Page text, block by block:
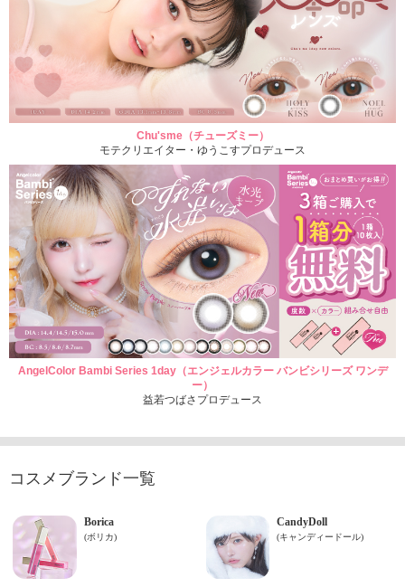
Chu'sme（チューズミー）
モテクリエイター・ゆうこすプロデュース
AngelColor Bambi Series 1day（エンジェルカラー バンビシリーズ ワンデ
ー）
益若つばさプロデュース
コスメブランド一覧